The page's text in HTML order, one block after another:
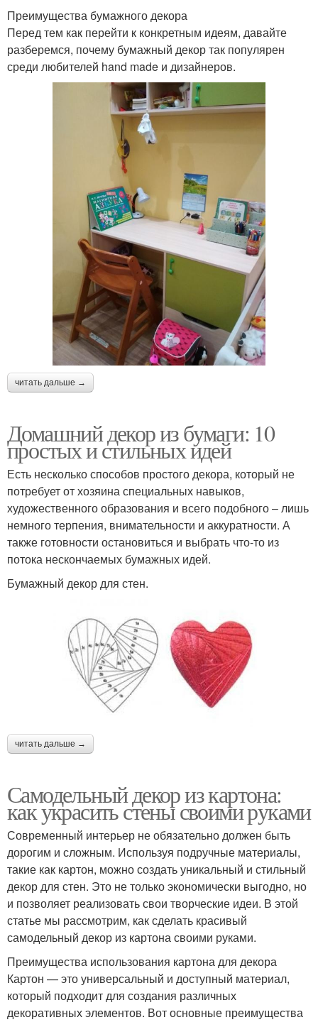
Преимущества бумажного декора
Перед тем как перейти к конкретным идеям, давайте
разберемся, почему бумажный декор так популярен
среди любителей hand made и дизайнеров.
читать дальше →
Домашний декор из бумаги: 10
простых и стильных идей
Есть несколько способов простого декора, который не
потребует от хозяина специальных навыков,
художественного образования и всего подобного – лишь
немного терпения, внимательности и аккуратности. А
также готовности остановиться и выбрать что-то из
потока нескончаемых бумажных идей.
Бумажный декор для стен.
читать дальше →
Самодельный декор из картона:
как украсить стены своими руками
Современный интерьер не обязательно должен быть
дорогим и сложным. Используя подручные материалы,
такие как картон, можно создать уникальный и стильный
декор для стен. Это не только экономически выгодно, но
и позволяет реализовать свои творческие идеи. В этой
статье мы рассмотрим, как сделать красивый
самодельный декор из картона своими руками.
Преимущества использования картона для декора
Картон — это универсальный и доступный материал,
который подходит для создания различных
декоративных элементов. Вот основные преимущества